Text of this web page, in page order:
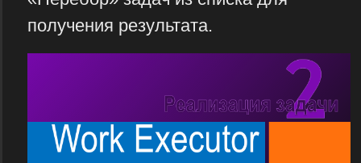
получения результата.